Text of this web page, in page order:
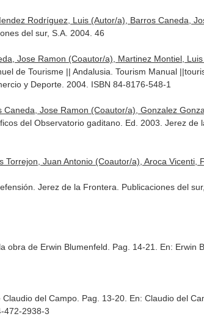
Rodríguez, Luis (Autor/a), Barros Caneda,
del sur, S.A. 2004. 46
Jose Ramon (Coautor/a), Martinez Montiel,
de Tourisme || Andalusia. Tourism Manual
y Deporte. 2004. ISBN 84-8176-548-1
Jose Ramon (Coautor/a), Gonzalez
del Observatorio gaditano. Ed. 2003. Jerez de
Torrejon, Juan Antonio (Coautor/a), Aroca
Jerez de la Frontera. Publicaciones del
obra de Erwin Blumenfeld. Pag. 14-21. En: Erwin
del Campo. Pag. 13-20. En: Claudio del
472-2938-3